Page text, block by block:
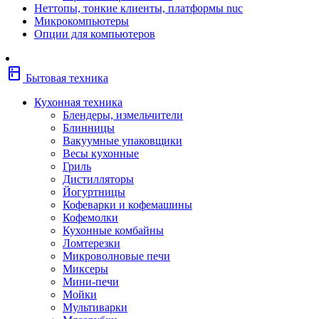
Фены
Щипцы
Электробритвы
Сушильные машины
Морозильные камеры
Плиты
Посудомоечные машины
Водонагреватели
Бойлеры
Встраиваемая техника
комбинированные
Духовые шкафы газовые
Неттопы, тонкие клиенты, платформы nuc
Микрокомпьютеры
Опции для компьютеров
kitchen Бытовая техника
Кухонная техника
Блендеры, измельчители
Блинницы
Вакуумные упаковщики
Весы кухонные
Гриль
Дистилляторы
Йогуртницы
Кофеварки и кофемашины
Кофемолки
Кухонные комбайны
Ломтерезки
Микроволновые печи
Миксеры
Мини-печи
Мойки
Мультиварки